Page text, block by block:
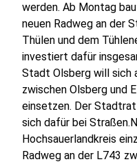
werden. Ab Montag
neuen Radweg an der
Thülen und dem
investiert dafür
Stadt Olsberg will sich
zwischen Olsberg und
einsetzen. Der
sich dafür bei
Hochsauerlandkreis
Radweg an der L743